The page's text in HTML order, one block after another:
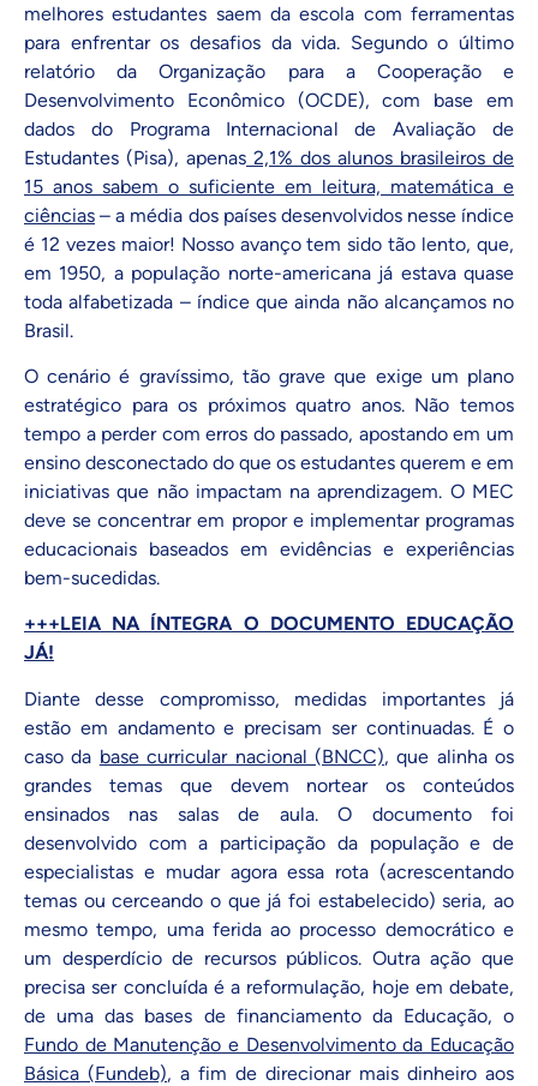
melhores estudantes saem da escola com ferramentas
para enfrentar os desafios da vida. Segundo o último
relatório da Organização para a Cooperação e
Desenvolvimento Econômico (OCDE), com base em
dados do Programa Internacional de Avaliação de
Estudantes (Pisa), apenas 2,1% dos alunos brasileiros de
15 anos sabem o suficiente em leitura, matemática e
ciências – a média dos países desenvolvidos nesse índice
é 12 vezes maior! Nosso avanço tem sido tão lento, que,
em 1950, a população norte-americana já estava quase
toda alfabetizada – índice que ainda não alcançamos no
Brasil.
O cenário é gravíssimo, tão grave que exige um plano
estratégico para os próximos quatro anos. Não temos
tempo a perder com erros do passado, apostando em um
ensino desconectado do que os estudantes querem e em
iniciativas que não impactam na aprendizagem. O MEC
deve se concentrar em propor e implementar programas
educacionais baseados em evidências e experiências
bem-sucedidas.
+++LEIA NA ÍNTEGRA O DOCUMENTO EDUCAÇÃO
JÁ!
Diante desse compromisso, medidas importantes já
estão em andamento e precisam ser continuadas. É o
caso da base curricular nacional (BNCC), que alinha os
grandes temas que devem nortear os conteúdos
ensinados nas salas de aula. O documento foi
desenvolvido com a participação da população e de
especialistas e mudar agora essa rota (acrescentando
temas ou cerceando o que já foi estabelecido) seria, ao
mesmo tempo, uma ferida ao processo democrático e
um desperdício de recursos públicos. Outra ação que
precisa ser concluída é a reformulação, hoje em debate,
de uma das bases de financiamento da Educação, o
Fundo de Manutenção e Desenvolvimento da Educação
Básica (Fundeb), a fim de direcionar mais dinheiro aos